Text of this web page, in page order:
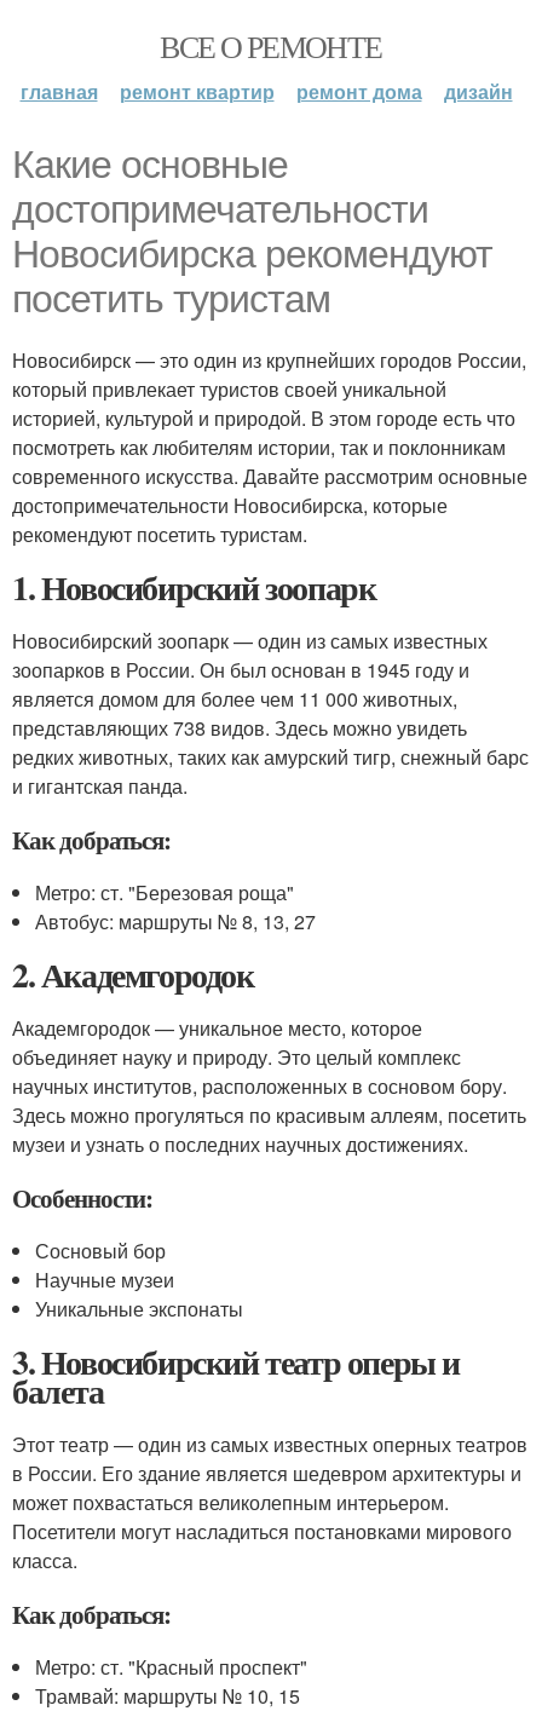
ВСЕ О РЕМОНТЕ
главная ремонт квартир ремонт дома дизайн
Какие основные
достопримечательности
Новосибирска рекомендуют
посетить туристам
Новосибирск — это один из крупнейших городов России,
который привлекает туристов своей уникальной
историей, культурой и природой. В этом городе есть что
посмотреть как любителям истории, так и поклонникам
современного искусства. Давайте рассмотрим основные
достопримечательности Новосибирска, которые
рекомендуют посетить туристам.
1. Новосибирский зоопарк
Новосибирский зоопарк — один из самых известных
зоопарков в России. Он был основан в 1945 году и
является домом для более чем 11 000 животных,
представляющих 738 видов. Здесь можно увидеть
редких животных, таких как амурский тигр, снежный барс
и гигантская панда.
Как добраться:
Метро: ст. "Березовая роща"
Автобус: маршруты № 8, 13, 27
2. Академгородок
Академгородок — уникальное место, которое
объединяет науку и природу. Это целый комплекс
научных институтов, расположенных в сосновом бору.
Здесь можно прогуляться по красивым аллеям, посетить
музеи и узнать о последних научных достижениях.
Особенности:
Сосновый бор
Научные музеи
Уникальные экспонаты
3. Новосибирский театр оперы и
балета
Этот театр — один из самых известных оперных театров
в России. Его здание является шедевром архитектуры и
может похвастаться великолепным интерьером.
Посетители могут насладиться постановками мирового
класса.
Как добраться:
Метро: ст. "Красный проспект"
Трамвай: маршруты № 10, 15